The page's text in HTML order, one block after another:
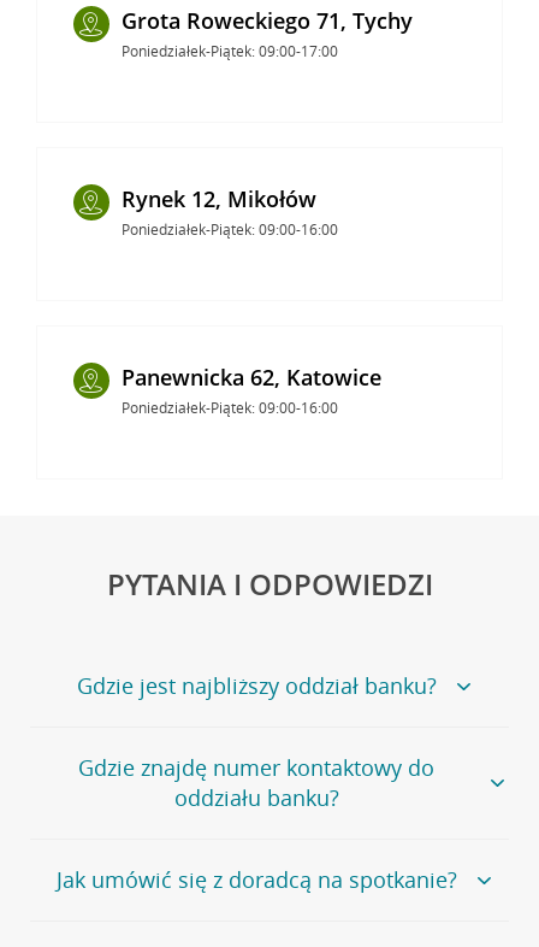
Grota Roweckiego 71, Tychy
Poniedziałek-Piątek: 09:00-17:00
Rynek 12, Mikołów
Poniedziałek-Piątek: 09:00-16:00
Panewnicka 62, Katowice
Poniedziałek-Piątek: 09:00-16:00
PYTANIA I ODPOWIEDZI
Gdzie jest najbliższy oddział banku?
Jeśli szukasz oddziału naszego banku, zapraszamy na
stronęPlacówki i bankomaty, na której znajduje się
wygodna wyszukiwarka.
oddziałów
Gdzie znajdę numer kontaktowy do
oddziału banku?
Bank Credit Agricole nie udostępnia ogólnego numeru
telefonu do placówki bankowej.
Jak umówić się z doradcą na spotkanie?